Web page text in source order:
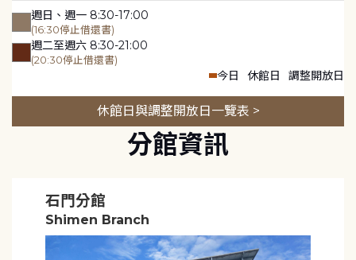
週日、週一 8:30-17:00
(16:30停止借還書)
週二至週六 8:30-21:00
(20:30停止借還書)
今日 休館日 調整開放日
休館日與調整開放日一覽表 >
分館資訊
石門分館
Shimen Branch